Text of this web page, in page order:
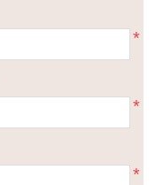
*
*
*